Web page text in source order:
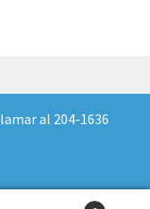
al 204-1636